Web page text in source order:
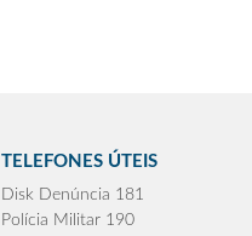
TELEFONES ÚTEIS
Disk Denúncia 181
Polícia Militar 190